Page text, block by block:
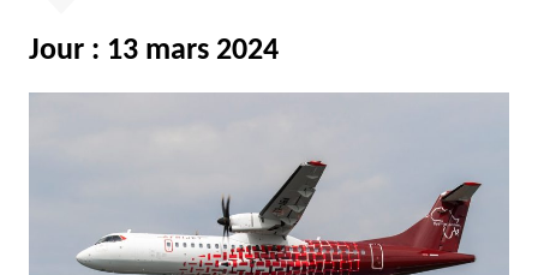
Jour : 13 mars 2024